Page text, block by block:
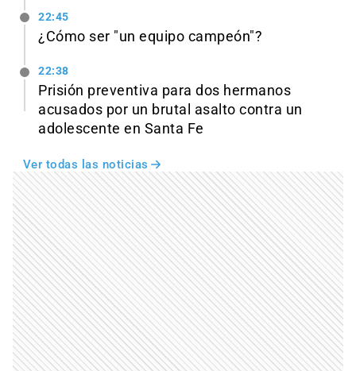
22:45
¿Cómo ser "un equipo campeón"?
22:38
Prisión preventiva para dos hermanos
acusados por un brutal asalto contra un
adolescente en Santa Fe
Ver todas las noticias